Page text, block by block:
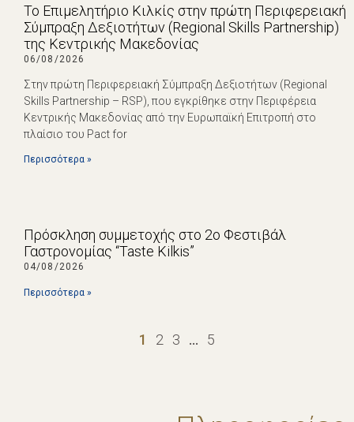
Το Επιμελητήριο Κιλκίς στην πρώτη Περιφερειακή
Σύμπραξη Δεξιοτήτων (Regional Skills Partnership)
της Κεντρικής Μακεδονίας
06/08/2026
Στην πρώτη Περιφερειακή Σύμπραξη Δεξιοτήτων (Regional
Skills Partnership – RSP), που εγκρίθηκε στην Περιφέρεια
Κεντρικής Μακεδονίας από την Ευρωπαϊκή Επιτροπή στο
πλαίσιο του Pact for
Περισσότερα »
Πρόσκληση συμμετοχής στο 2ο Φεστιβάλ
Γαστρονομίας “Taste Kilkis”
04/08/2026
Περισσότερα »
1 2 3 … 5